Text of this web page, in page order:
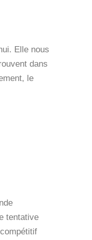
Elle nous
dans
le
tentative